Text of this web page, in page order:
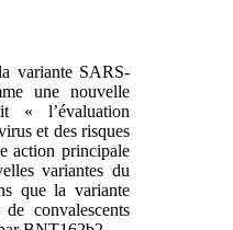
variante SARS-
une nouvelle
« l’évaluation
et des risques
action principale
variantes du
que la variante
convalescents